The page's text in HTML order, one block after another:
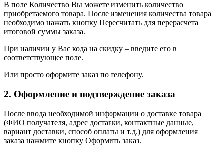
В поле Количество Вы можете изменить количество
приобретаемого товара. После изменения количества товара
необходимо нажать кнопку Пересчитать для перерасчета
итоговой суммы заказа.
При наличии у Вас кода на скидку – введите его в
соответствующее поле.
Или просто оформите заказ по телефону.
2. Оформление и подтверждение заказа
После ввода необходимой информации о доставке товара
(ФИО получателя, адрес доставки, контактные данные,
вариант доставки, способ оплаты и т.д.) для оформления
заказа нажмите кнопку Оформить заказ.